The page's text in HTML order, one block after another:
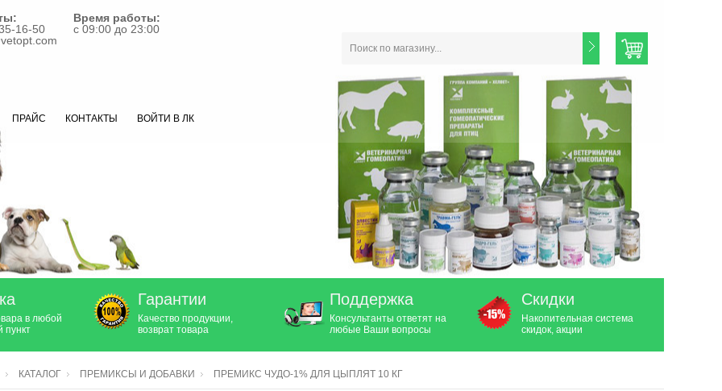
16-50
Время работы:
с 09:00 до 23:00
ПРАЙС КОНТАКТЫ ВОЙТИ В ЛК
в любой
пункт
Гарантии
Качество продукции,
возврат товара
Поддержка
Консультанты ответят на
любые Ваши вопросы
Скидки
Накопительная система
скидок, акции
КАТАЛОГ ПРЕМИКСЫ И ДОБАВКИ ПРЕМИКС ЧУДО-1% ДЛЯ ЦЫПЛЯТ 10 КГ